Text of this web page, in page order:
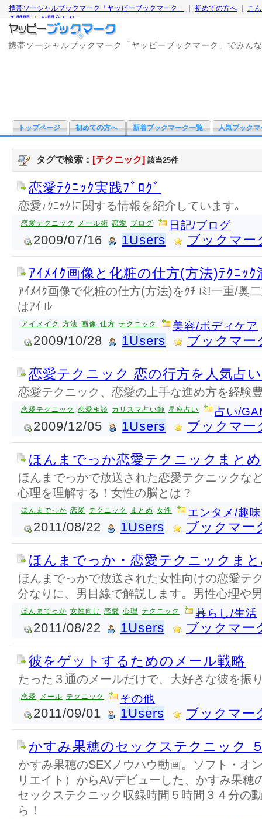
携帯ソーシャルブックマーク「ヤッピーブックマーク」 初めての方へ
こ
る質問｜お問合わせ
携帯ソーシャルブックマーク「ヤッピーブックマーク」でみん
トップページ 初めての方へ 新着ブックマーク一覧 人気ブックマ
タグで検索： [テクニック] 該当25件
恋愛ﾃｸﾆｯｸ実践ﾌﾞﾛｸﾞ
恋愛ﾃｸﾆｯｸに関する情報を紹介しています｡
恋愛テクニック メール術 恋愛 ブログ 日記/ブログ
2009/07/16 1Users ブックマー
ｱｲﾒｲｸ画像と化粧の仕方(方法)ﾃｸﾆｯｸ
ｱｲﾒｲｸ画像で化粧の仕方(方法)をｸﾁｺﾐ!一重/奥
はｱｲｺﾚ
アイメイク 方法 画像 仕方 テクニック 美容/ボディケア
2009/10/28 1Users ブックマー
恋愛テクニック 恋の行方を人気占
恋愛テクニック、恋愛の上手な進め方を経験
恋愛テクニック 恋愛相談 カリスマ占い師 星座占い 占い/
2009/12/05 1Users ブックマー
ほんまでっか恋愛テクニックまとめ
ほんまでっかで放送された恋愛テクニックな
心理を理解する！女性の脳とは？
ほんまでっか 恋愛 テクニック まとめ 女性 エンタメ/趣味
2011/08/22 1Users ブックマー
ほんまでっか・恋愛テクニックま
ほんまでっかで放送された女性向けの恋愛テ
分なりに、男目線で解説します。男性心理や
ほんまでっか 女性向け 恋愛 心理 テクニック 暮らし/生活
2011/08/22 1Users ブックマー
彼をゲットするためのメール戦略
たった３通のメールだけで、大好きな彼を振
恋愛 メール テクニック その他
2011/09/01 1Users ブックマー
かすみ果穂のセックステクニック
かすみ果穂のSEXノウハウ動画。ソフト・オ
リエイト）からAVデビューした、かすみ果穂
セックステクニック収録時間５時間３４分の
ら！